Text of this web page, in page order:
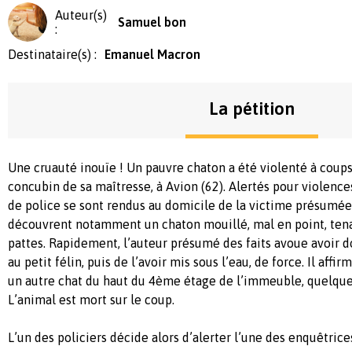
Auteur(s)
:
Samuel bon
Destinataire(s) : Emanuel Macron
La pétition
Une cruauté inouïe ! Un pauvre chaton a été violenté à
concubin de sa maîtresse, à Avion (62). Alertés pour
de police se sont rendus au domicile de la victime
découvrent notamment un chaton mouillé, mal en point,
pattes. Rapidement, l’auteur présumé des faits avoue avoir
au petit félin, puis de l’avoir mis sous l’eau, de force. Il
un autre chat du haut du 4ème étage de l’immeuble,
L’animal est mort sur le coup.
L’un des policiers décide alors d’alerter l’une des